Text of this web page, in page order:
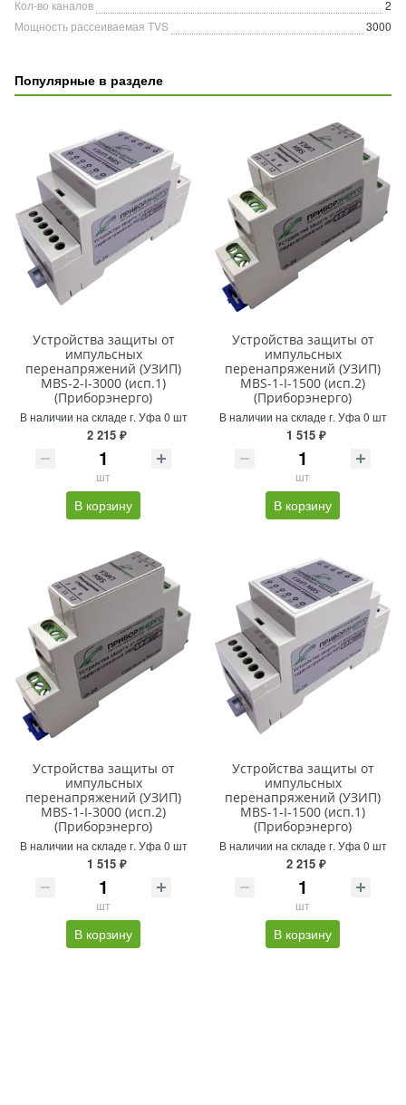
Кол-во каналов
2
Мощность рассеиваемая TVS
3000
Популярные в разделе
Устройства защиты от
импульсных
перенапряжений (УЗИП)
MBS-2-I-3000 (исп.1)
(Приборэнерго)
В наличии на складе г. Уфа 0 шт
2 215 ₽
шт
В корзину
Устройства защиты от
импульсных
перенапряжений (УЗИП)
MBS-1-I-1500 (исп.2)
(Приборэнерго)
В наличии на складе г. Уфа 0 шт
1 515 ₽
шт
В корзину
Устройства защиты от
импульсных
перенапряжений (УЗИП)
MBS-1-I-3000 (исп.2)
(Приборэнерго)
В наличии на складе г. Уфа 0 шт
1 515 ₽
шт
В корзину
Устройства защиты от
импульсных
перенапряжений (УЗИП)
MBS-1-I-1500 (исп.1)
(Приборэнерго)
В наличии на складе г. Уфа 0 шт
2 215 ₽
шт
В корзину